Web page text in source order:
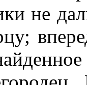
не